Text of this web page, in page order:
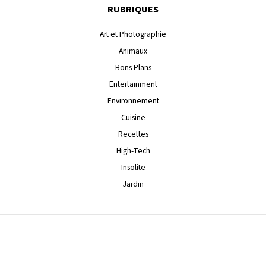
RUBRIQUES
Art et Photographie
Animaux
Bons Plans
Entertainment
Environnement
Cuisine
Recettes
High-Tech
Insolite
Jardin